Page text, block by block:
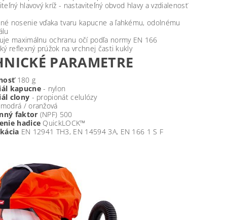
hlavový kríž - nastaviteľný obvod hlavy a vzdialenosť
nosenie vďaka tvaru kapucne a ľahkému, odolnému
maximálnu ochranu očí podľa normy EN 166
reflexný prúžok na vrchnej časti kukly
PARAMETRE
180 g
kapucne- nylon
clony - propionát celulózy
/ oranžová
faktor (NPF) 500
hadice QuickLOCK™
EN 12941 TH3, EN 14594 3A, EN 166 1 S F